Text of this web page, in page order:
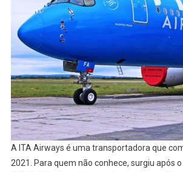
A ITA Airways é uma transportadora que
2021. Para quem não conhece, surgiu após